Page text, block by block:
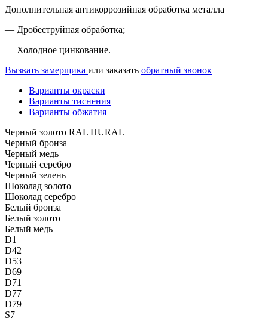
Дополнительная антикоррозийная обработка металла
— Дробеструйная обработка;
— Холодное цинкование.
Вызвать замерщика или заказать обратный звонок
Варианты окраски
Варианты тиснения
Варианты обжатия
Черный золото RAL HURAL
Черный бронза
Черный медь
Черный серебро
Черный зелень
Шоколад золото
Шоколад серебро
Белый бронза
Белый золото
Белый медь
D1
D42
D53
D69
D71
D77
D79
S7